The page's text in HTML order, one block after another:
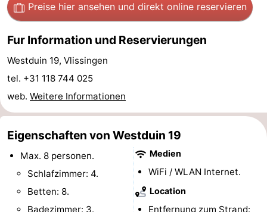
Veranstaltungen
Praktisch
Route
Parken
Reisebuchshop
Fähre
Medizin
Preise hier ansehen und direkt online reservieren
Fur Information und Reservierungen
Westduin 19, Vlissingen
tel. +31 118 744 025
web. Weitere Informationen
Eigenschaften von Westduin 19
Max. 8 personen.
Schlafzimmer: 4.
Betten: 8.
Badezimmer: 3.
Medien
WiFi / WLAN Internet.
Location
Entfernung zum Strand: